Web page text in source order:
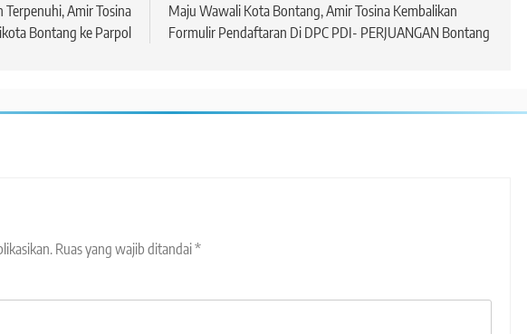
Amir Tosina
Bontang ke Parpol
Maju Wawali Kota Bontang, Amir Tosina Kembalikan
Formulir Pendaftaran Di DPC PDI- PERJUANGAN Bontang
Ruas yang wajib ditandai*